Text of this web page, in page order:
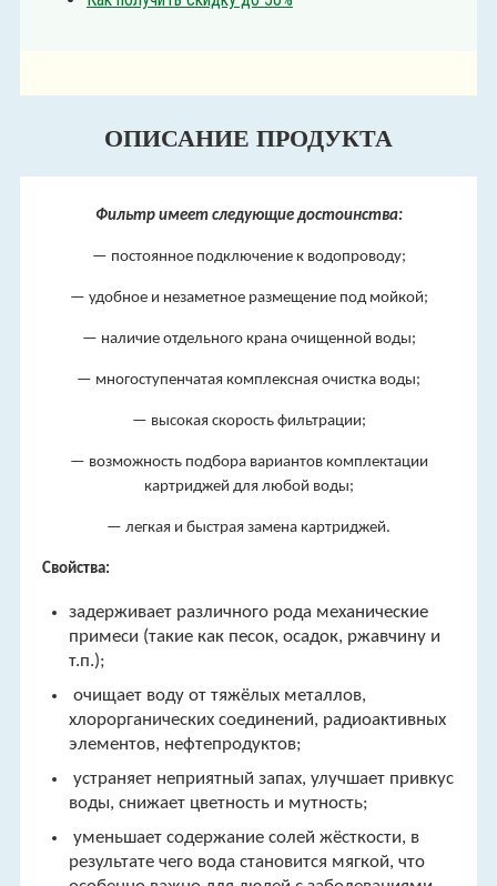
ОПИСАНИЕ ПРОДУКТА
Фильтр имеет следующие достоинства:
— постоянное подключение к водопроводу;
— удобное и незаметное размещение под мойкой;
— наличие отдельного крана очищенной воды;
— многоступенчатая комплексная очистка воды;
— высокая скорость фильтрации;
— возможность подбора вариантов комплектации
картриджей для любой воды;
— легкая и быстрая замена картриджей.
Свойства:
задерживает различного рода механические
примеси (такие как песок, осадок, ржавчину и
т.п.);
очищает воду от тяжёлых металлов,
хлорорганических соединений, радиоактивных
элементов, нефтепродуктов;
устраняет неприятный запах, улучшает привкус
воды, снижает цветность и мутность;
уменьшает содержание солей жёсткости, в
результате чего вода становится мягкой, что